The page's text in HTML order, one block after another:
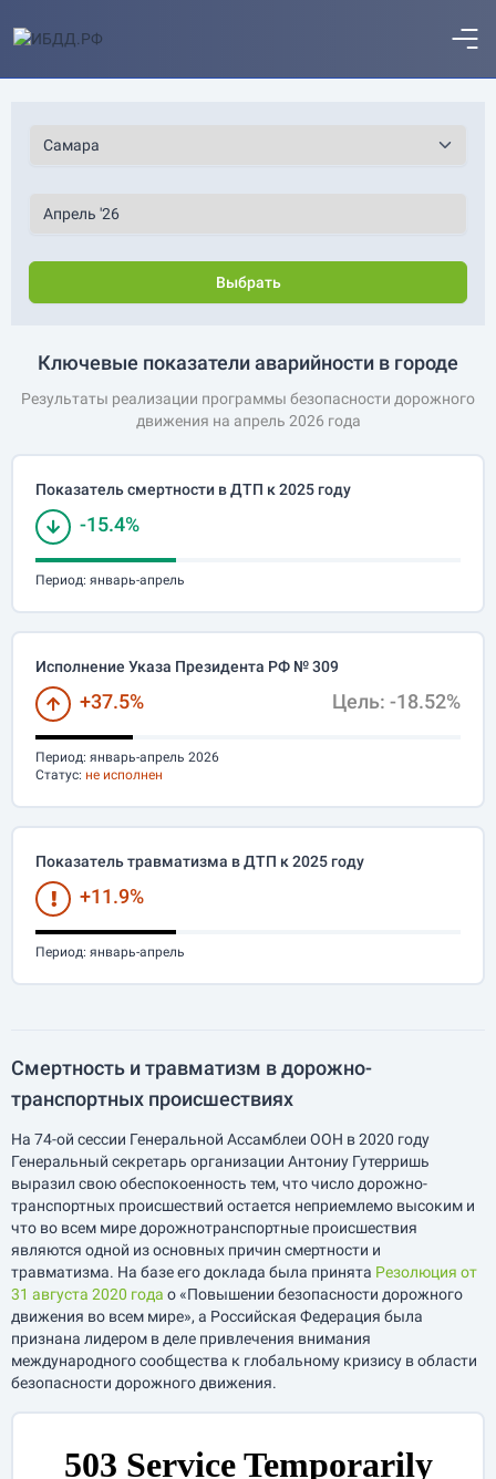
Выбрать
Ключевые показатели аварийности в городе
Результаты реализации программы безопасности дорожного
движения на апрель 2026 года
Показатель смертности в ДТП к 2025 году
-15.4%
Период: январь-апрель
Исполнение Указа Президента РФ № 309
+37.5% Цель: -18.52%
Период: январь-апрель 2026
Статус: не исполнен
Показатель травматизма в ДТП к 2025 году
+11.9%
Период: январь-апрель
Смертность и травматизм в дорожно-
транспортных происшествиях
На 74-ой сессии Генеральной Ассамблеи ООН в 2020 году
Генеральный секретарь организации Антониу Гутерришь
выразил свою обеспокоенность тем, что число дорожно-
транспортных происшествий остается неприемлемо высоким и
что во всем мире дорожнотранспортные происшествия
являются одной из основных причин смертности и
травматизма. На базе его доклада была принята Резолюция от
31 августа 2020 года о «Повышении безопасности дорожного
движения во всем мире», а Российская Федерация была
признана лидером в деле привлечения внимания
международного сообщества к глобальному кризису в области
безопасности дорожного движения.